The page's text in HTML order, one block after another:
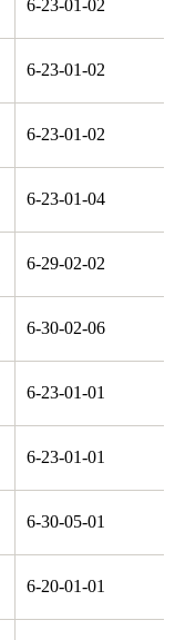
6-23-01-02
6-23-01-02
6-23-01-02
6-23-01-04
6-29-02-02
6-30-02-06
6-23-01-01
6-23-01-01
6-30-05-01
6-20-01-01